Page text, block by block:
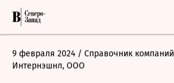
9 февраля 2024 / Справочник компаний
Интернэшнл, ООО